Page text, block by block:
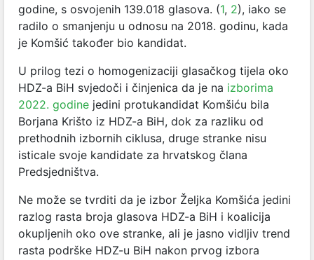
godine, s osvojenih 139.018 glasova. (1, 2), iako se
radilo o smanjenju u odnosu na 2018. godinu, kada
je Komšić također bio kandidat.
U prilog tezi o homogenizaciji glasačkog tijela oko
HDZ-a BiH svjedoči i činjenica da je na izborima
2022. godine jedini protukandidat Komšiću bila
Borjana Krišto iz HDZ-a BiH, dok za razliku od
prethodnih izbornih ciklusa, druge stranke nisu
isticale svoje kandidate za hrvatskog člana
Predsjedništva.
Ne može se tvrditi da je izbor Željka Komšića jedini
razlog rasta broja glasova HDZ-a BiH i koalicija
okupljenih oko ove stranke, ali je jasno vidljiv trend
rasta podrške HDZ-u BiH nakon prvog izbora